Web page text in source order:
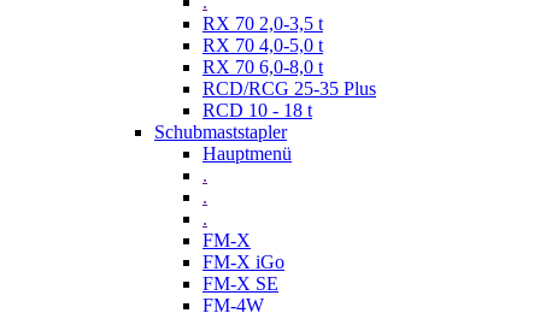
RX 70 2,0-3,5 t
RX 70 4,0-5,0 t
RX 70 6,0-8,0 t
RCD/RCG 25-35 Plus
RCD 10 - 18 t
Schubmaststapler
Hauptmenü
.
.
.
FM-X
FM-X iGo
FM-X SE
FM-4W